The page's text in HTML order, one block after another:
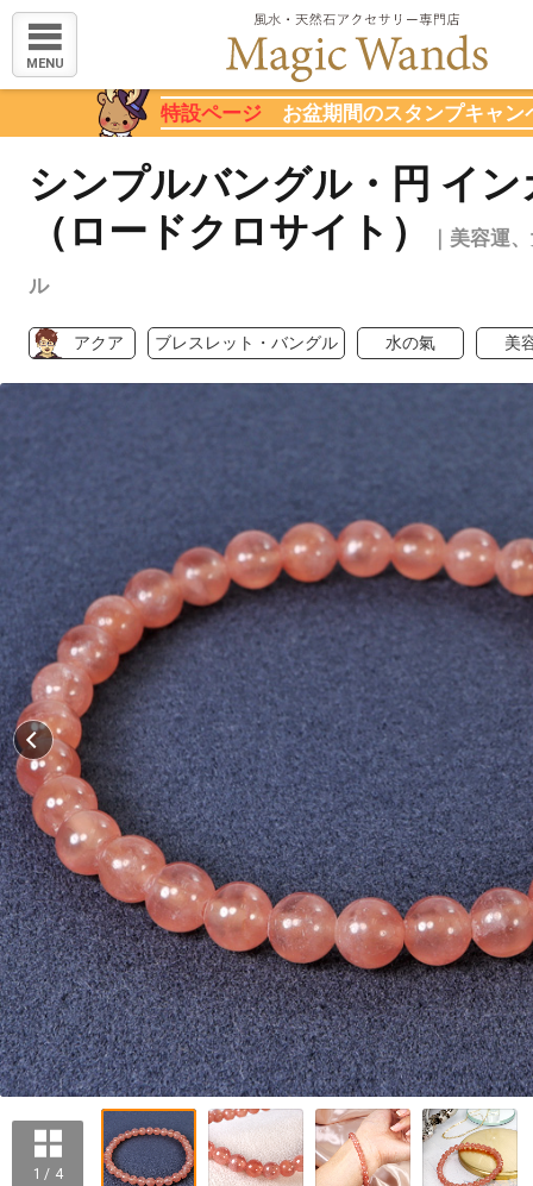
MENU
特設ページ お盆期間のスタンプキャン
シンプルバングル・円 イ
（ロードクロサイト）
｜美容運
ル
アクア ブレスレット・バングル 水の氣 美
1 / 4